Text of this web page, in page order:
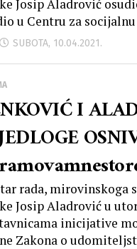
Josip Aladrović
u Centru za
SUBOTA, 10.04.2021.
I
KROZ
rada, mirovinskoga
Josip Aladrović u
inicijative
Zakona o